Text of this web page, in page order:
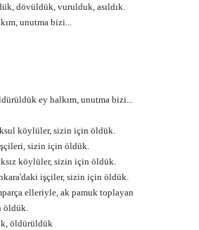
dövüldük, vurulduk, asıldık.
unutma bizi...
ey halkım, unutma bizi...
köylüler, sizin için öldük.
sizin için öldük.
köylüler, sizin için öldük.
işçiler, sizin için öldük.
elleriyle, ak pamuk toplayan
öldük.
öldürüldük